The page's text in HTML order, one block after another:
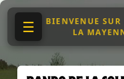
☰
BIENVENUE SUR
LA